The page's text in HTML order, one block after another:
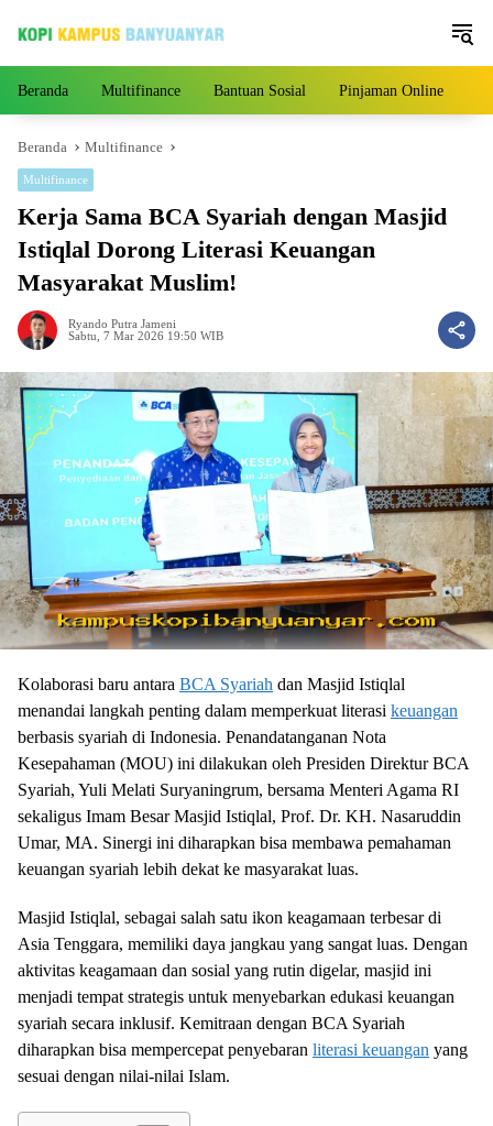
Beranda Multifinance Bantuan Sosial Pinjaman Online
Beranda Multifinance
Multifinance
Kerja Sama BCA Syariah dengan Masjid
Istiqlal Dorong Literasi Keuangan
Masyarakat Muslim!
Ryando Putra Jameni
Sabtu, 7 Mar 2026 19:50 WIB
Kolaborasi baru antara BCA Syariah dan Masjid Istiqlal
menandai langkah penting dalam memperkuat literasi keuangan
berbasis syariah di Indonesia. Penandatanganan Nota
Kesepahaman (MOU) ini dilakukan oleh Presiden Direktur BCA
Syariah, Yuli Melati Suryaningrum, bersama Menteri Agama RI
sekaligus Imam Besar Masjid Istiqlal, Prof. Dr. KH. Nasaruddin
Umar, MA. Sinergi ini diharapkan bisa membawa pemahaman
keuangan syariah lebih dekat ke masyarakat luas.
Masjid Istiqlal, sebagai salah satu ikon keagamaan terbesar di
Asia Tenggara, memiliki daya jangkau yang sangat luas. Dengan
aktivitas keagamaan dan sosial yang rutin digelar, masjid ini
menjadi tempat strategis untuk menyebarkan edukasi keuangan
syariah secara inklusif. Kemitraan dengan BCA Syariah
diharapkan bisa mempercepat penyebaran literasi keuangan yang
sesuai dengan nilai-nilai Islam.